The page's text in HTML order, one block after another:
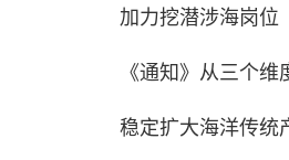
加力挖潜涉海岗位
《通知》从三个维度
稳定扩大海洋传统产